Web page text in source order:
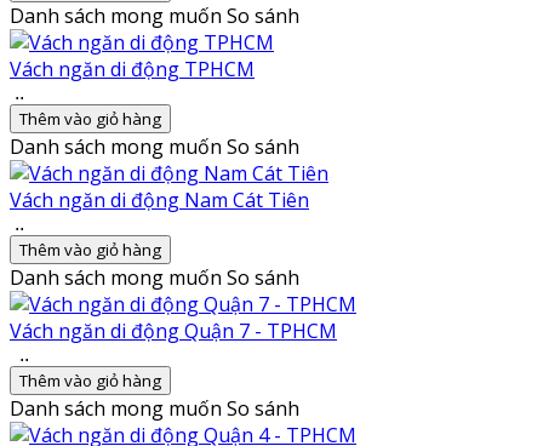
Danh sách mong muốn So sánh
Vách ngăn di động TPHCM
..
Thêm vào giỏ hàng
Danh sách mong muốn So sánh
Vách ngăn di động Nam Cát Tiên
..
Thêm vào giỏ hàng
Danh sách mong muốn So sánh
Vách ngăn di động Quận 7 - TPHCM
..
Thêm vào giỏ hàng
Danh sách mong muốn So sánh